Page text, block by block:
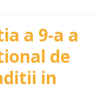
a 9-a a
de
in